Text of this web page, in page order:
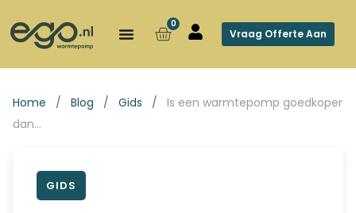
0
Vraag Offerte Aan
Home / Blog / Gids /
Is een warmtepomp goedkoper
dan…
GIDS